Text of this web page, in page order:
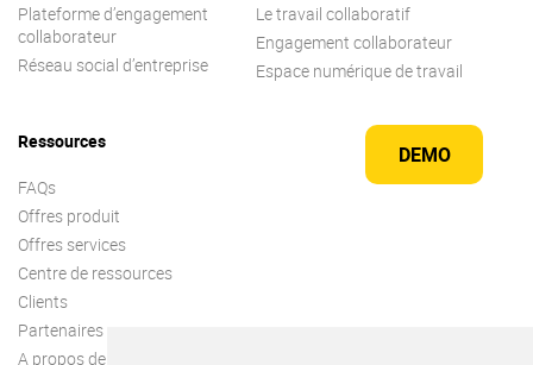
DEMO
Plateforme d’engagement
collaborateur
Réseau social d’entreprise
Le travail collaboratif
Engagement collaborateur
Espace numérique de travail
Ressources
FAQs
Offres produit
Offres services
Centre de ressources
Clients
Partenaires
A propos de nous